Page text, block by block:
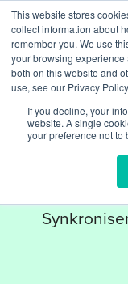
This website stores
collect information about
remember you. We use
your browsing
both on this website and
use, see our Privacy
If you decline, your
website. A single
your preference not to